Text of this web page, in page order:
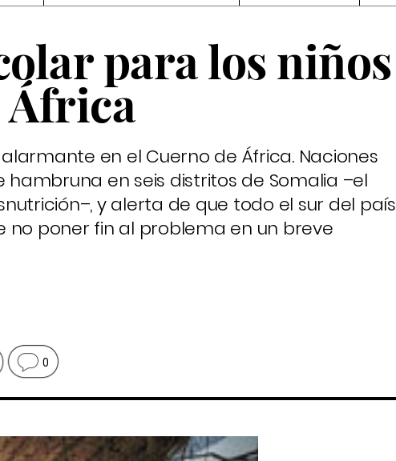
para los niños
África
en el Cuerno de África. Naciones
en seis distritos de Somalia –el
y alerta de que todo el sur del país
poner fin al problema en un breve
0